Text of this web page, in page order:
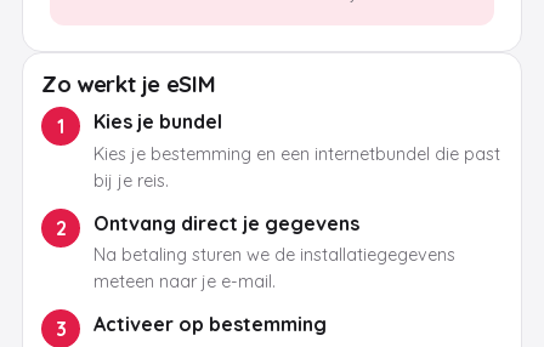
Zo werkt je eSIM
1 Kies je bundel
Kies je bestemming en een internetbundel die past
bij je reis.
2 Ontvang direct je gegevens
Na betaling sturen we de installatiegegevens
meteen naar je e-mail.
3 Activeer op bestemming